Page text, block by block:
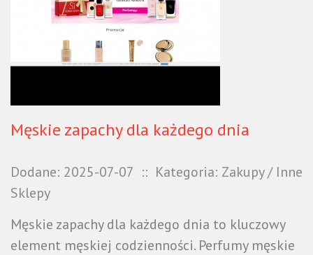
Męskie zapachy dla każdego dnia
Dodane: 2025-07-07 :: Kategoria: Zakupy / Inne
Sklepy
Męskie zapachy dla każdego dnia to kluczowy
element męskiej codzienności. Perfumy męskie